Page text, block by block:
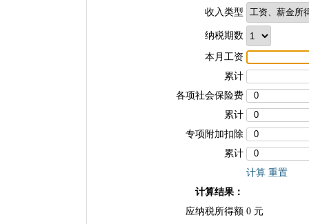
收入类型
纳税期数
本月工资
累计
各项社会保险费
累计
专项附加扣除
累计
计算 重置
计算结果：
应纳税所得额 0 元